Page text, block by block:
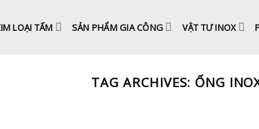
LOẠI TẤM SẢN PHẨM GIA CÔNG VẬT TƯ INOX
TAG ARCHIVES: ỐNG